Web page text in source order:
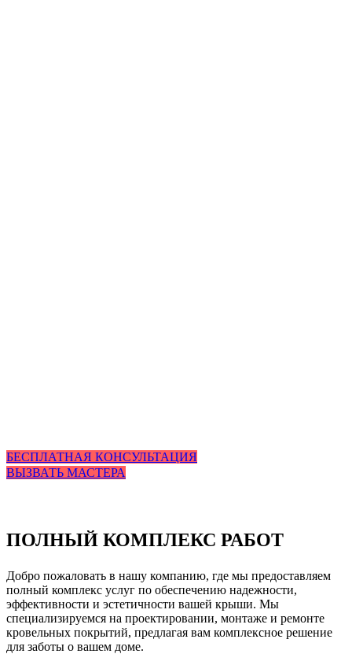
БЕСПЛАТНАЯ КОНСУЛЬТАЦИЯ
ВЫЗВАТЬ МАСТЕРА
ПОЛНЫЙ КОМПЛЕКС РАБОТ
Добро пожаловать в нашу компанию, где мы предоставляем
полный комплекс услуг по обеспечению надежности,
эффективности и эстетичности вашей крыши. Мы
специализируемся на проектировании, монтаже и ремонте
кровельных покрытий, предлагая вам комплексное решение
для заботы о вашем доме.